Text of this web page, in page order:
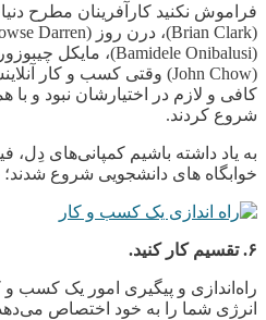
فراموش نکنید کارآفرینان مطرح
(
Brian Clark)، درن روز (Darren
(
Bamidele Onibalusi)، مایکل
(
John Chow) وقتی کسب و کار
کافی و لازم در اختیارشان نبود و
شروع کردند.
به یاد داشته باشیم کمپانیهای دِل،
خوابگاه های دانشجویی شروع شدند؛
۶. تقسیم کار کنید.
راه اندازی و پیگیری امور یک کسب و
انرژی شما را به خود اختصاص می